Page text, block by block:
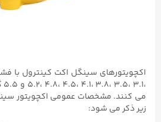
می کنند. مشخصات عمومی اکچویتور
زیر ذکر می شود: